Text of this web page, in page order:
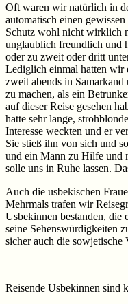
Oft waren wir natürlich in
automatisch einen
Schutz wohl nicht wirklich
unglaublich freundlich und
oder zu zweit oder dritt
Lediglich einmal hatten wir
zweit abends in
zu machen, als ein
auf dieser Reise gesehen
hatte sehr lange,
Interesse weckten und er
Sie stieß ihn von sich und
und ein Mann zu Hilfe und
solle uns in Ruhe lassen.
Auch die usbekischen
Mehrmals trafen wir
Usbekinnen bestanden, die
seine Sehenswürdigkeiten
sicher auch die sowjetische
Reisende Usbekinnen sind